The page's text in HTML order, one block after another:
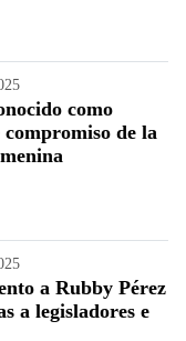
como
compromiso de la
a Rubby Pérez
a legisladores e